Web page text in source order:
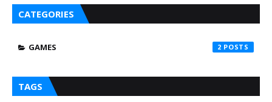
CATEGORIES
GAMES 2
TAGS